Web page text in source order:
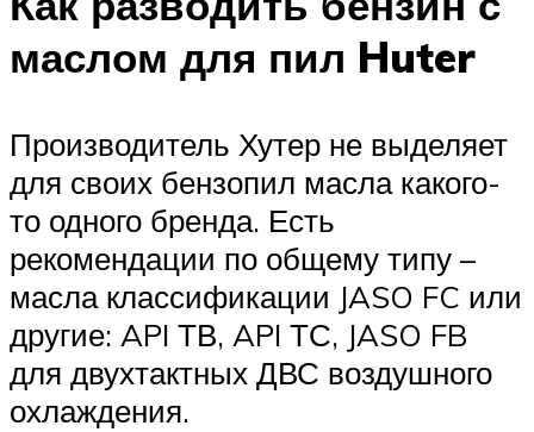
маслом для пил Huter
Производитель Хутер не выделяет
для своих бензопил масла какого-
то одного бренда. Есть
рекомендации по общему типу –
масла классификации JASO FC или
другие: API ТВ, API ТС, JASO FB
для двухтактных ДВС воздушного
охлаждения.